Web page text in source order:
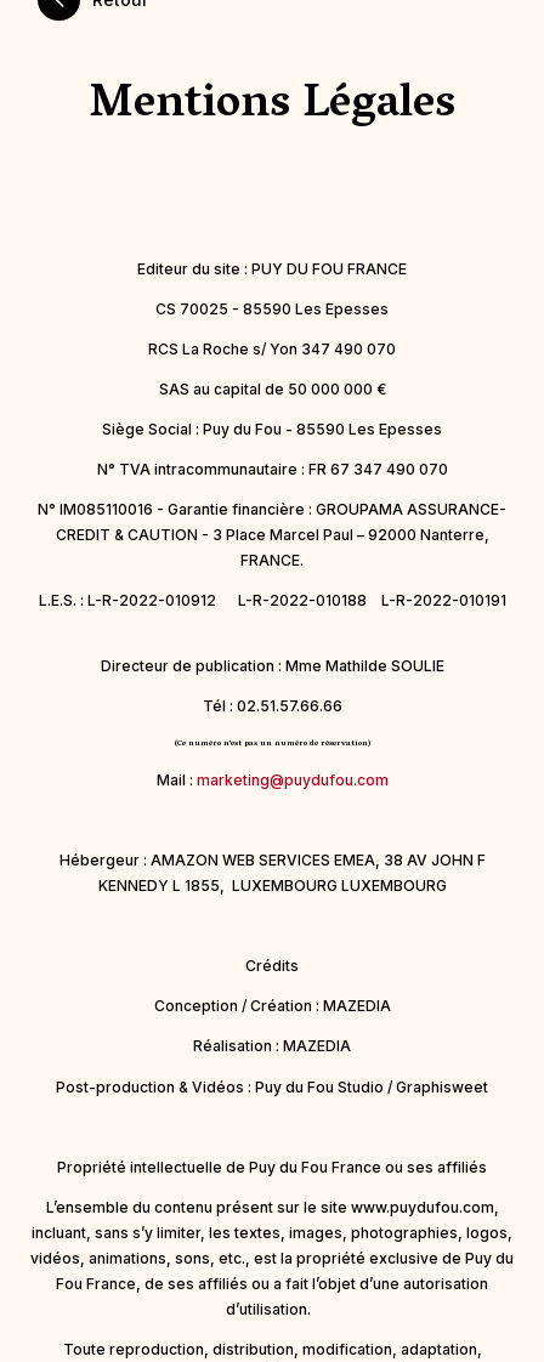
Mentions Légales
Editeur du site : PUY DU FOU FRANCE
CS 70025 - 85590 Les Epesses
RCS La Roche s/ Yon 347 490 070
SAS au capital de 50 000 000 €
Siège Social : Puy du Fou - 85590 Les Epesses
N° TVA intracommunautaire : FR 67 347 490 070
N° IM085110016 - Garantie financière : GROUPAMA ASSURANCE-
CREDIT & CAUTION - 3 Place Marcel Paul – 92000 Nanterre,
FRANCE.
L.E.S. : L-R-2022-010912 L-R-2022-010188 L-R-2022-010191
Directeur de publication : Mme Mathilde SOULIE
Tél : 02.51.57.66.66
(Ce numéro n'est pas un numéro de réservation)
Mail : marketing@puydufou.com
Hébergeur : AMAZON WEB SERVICES EMEA, 38 AV JOHN F
KENNEDY L 1855, LUXEMBOURG LUXEMBOURG
Crédits
Conception / Création : MAZEDIA
Réalisation : MAZEDIA
Post-production & Vidéos : Puy du Fou Studio / Graphisweet
Propriété intellectuelle de Puy du Fou France ou ses affiliés
L’ensemble du contenu présent sur le site www.puydufou.com,
incluant, sans s’y limiter, les textes, images, photographies, logos,
vidéos, animations, sons, etc., est la propriété exclusive de Puy du
Fou France, de ses affiliés ou a fait l’objet d’une autorisation
d’utilisation.
Toute reproduction, distribution, modification, adaptation,